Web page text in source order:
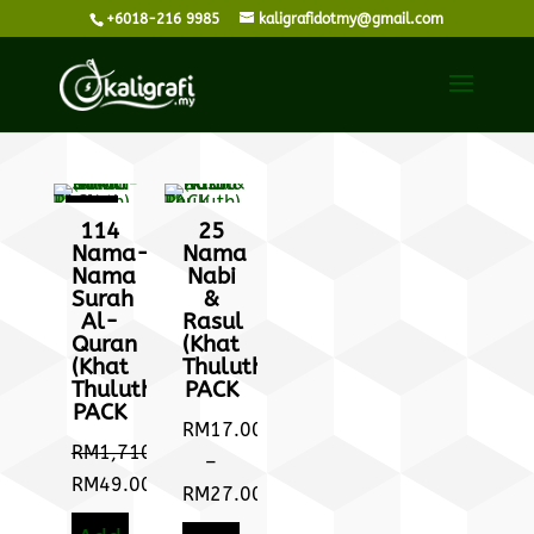
+6018-216 9985 kaligrafidotmy@gmail.com
114
Nama-
Nama
Surah
Al-
Quran
(Khat
Thuluth)
PACK
RM1,710.00
Original
price
RM49.00
Current
25
Nama
Nabi
&
Rasul
(Khat
Thuluth)
PACK
RM17.00
–
RM27.00
Price